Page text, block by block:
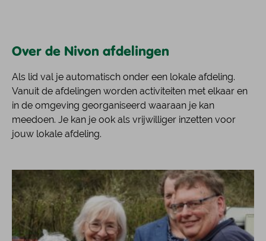
Over de Nivon afdelingen
Als lid val je automatisch onder een lokale afdeling.
Vanuit de afdelingen worden activiteiten met elkaar en
in de omgeving georganiseerd waaraan je kan
meedoen. Je kan je ook als vrijwilliger inzetten voor
jouw lokale afdeling.